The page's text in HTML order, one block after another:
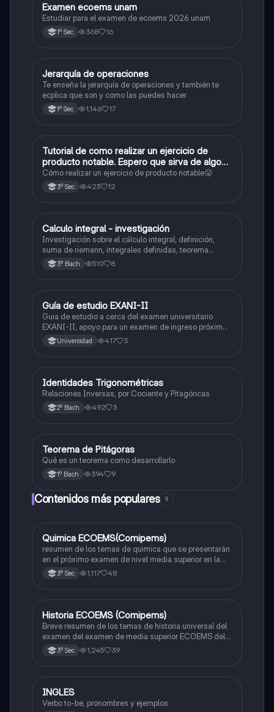
Español
Examen ecoems unam
Estudiar para el examen de ecoems 2026 unam
1º Sec 368 16
Matemáticas
Jerarquía de operaciones
Te enseña la jerarquía de operaciones y también te
ecplica que son y como las puedes hacer
1º Sec 1,146 17
Matemáticas
Tutorial de como realizar un ejercicio de
producto notable. Espero que sirva de algo💕
😜
Cómo realizar un ejercicio de producto notable😜
3º Sec 423 12
Matemáticas
Calculo integral - investigación
Investigación sobre el cálculo integral, definición,
suma de riemann, integrales definidas, teorema
fundamental del cálculo, antiderivadas, integrales
indefinidas y ejemplos.
3º Bach 510 8
Historia
Guía de estudio EXANI-II
Guia de estudio a cerca del examen universitario
EXANI-II, apoyo para un examen de ingreso próximo
2026.Universidad 417 3
Matemáticas
Identidades Trigonométricas
Relaciones Inversas, por Cociente y Pitagóricas
2º Bach 492 3
Matemáticas
Teorema de Pitágoras
Qué es un teorema como desarrollarlo
1º Bach 394 9
Contenidos más populares 9
Química
Quimica ECOEMS(Comipems)
resumen de los temas de quimica que se presentarán
en el próximo examen de nivel media superior en la
zona metropolitana de el valle de México
3º Sec 1,117 48
Historia
Historia ECOEMS (Comipems)
Breve resumen de los temas de historia universal del
examen del examen de media superior ECOEMS del
valle de México
3º Sec 1,245 39
Inglés
INGLES
Verbo to-be, pronombres y ejemplos